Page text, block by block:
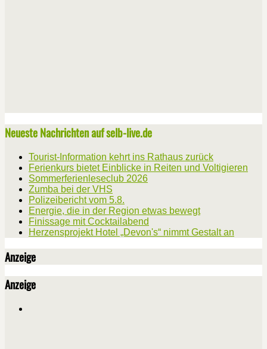
Neueste Nachrichten auf selb-live.de
Tourist-Information kehrt ins Rathaus zurück
Ferienkurs bietet Einblicke in Reiten und Voltigieren
Sommerferienleseclub 2026
Zumba bei der VHS
Polizeibericht vom 5.8.
Energie, die in der Region etwas bewegt
Finissage mit Cocktailabend
Herzensprojekt Hotel „Devon's“ nimmt Gestalt an
Anzeige
Anzeige